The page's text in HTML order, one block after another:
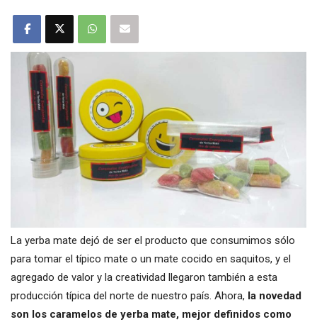
La yerba mate dejó de ser el producto que consumimos sólo
para tomar el típico mate o un mate cocido en saquitos, y el
agregado de valor y la creatividad llegaron también a esta
producción típica del norte de nuestro país. Ahora, la novedad
son los caramelos de yerba mate, mejor definidos como